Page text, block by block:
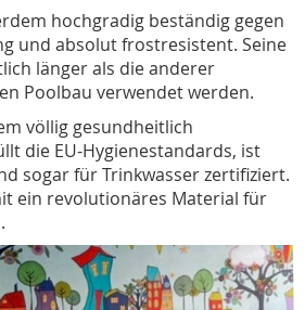
hochgradig beständig gegen
und absolut frostresistent. Seine
länger als die anderer
Poolbau verwendet werden.
völlig gesundheitlich
die EU-Hygienestandards, ist
sogar für Trinkwasser zertifiziert.
ein revolutionäres Material für